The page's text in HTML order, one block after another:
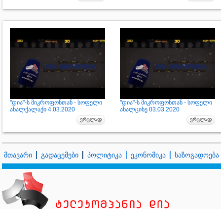
"დია"-ს მიკროფონთან - სოფელი
ახალქალაქი 4.03.2020
"დია"-ს მიკროფონთან - სოფელი
ახალციხე 03.03.2020
მთავარი გადაცემები პოლიტიკა ეკონომიკა საზოგადოება